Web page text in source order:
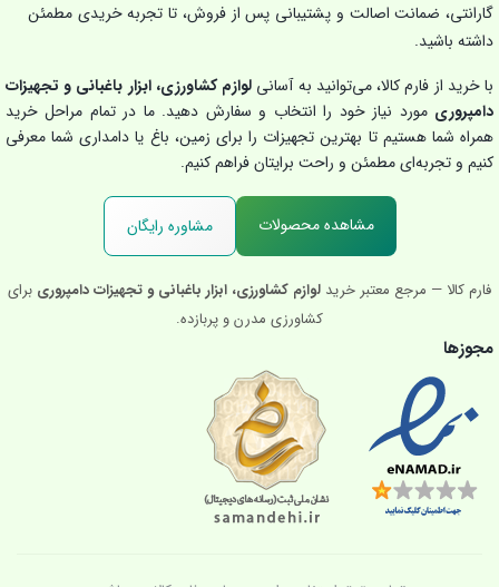
گارانتی، ضمانت اصالت و پشتیبانی پس از فروش، تا تجربه خریدی مطمئن
داشته باشید.
با خرید از فارم کالا، می‌توانید به آسانی لوازم کشاورزی، ابزار باغبانی و تجهیزات
دامپروری مورد نیاز خود را انتخاب و سفارش دهید. ما در تمام مراحل خرید
همراه شما هستیم تا بهترین تجهیزات را برای زمین، باغ یا دامداری شما معرفی
کنیم و تجربه‌ای مطمئن و راحت برایتان فراهم کنیم.
مشاهده محصولات مشاوره رایگان
فارم کالا — مرجع معتبر خرید لوازم کشاورزی، ابزار باغبانی و تجهیزات دامپروری برای
کشاورزی مدرن و پربازده.
مجوزها